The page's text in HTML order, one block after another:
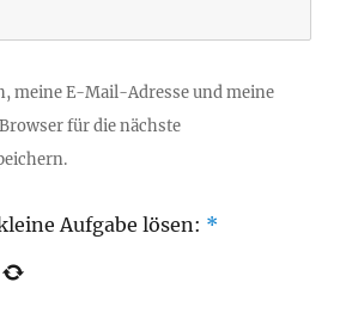
meine E-Mail-Adresse und meine
für die nächste
Aufgabe lösen: *